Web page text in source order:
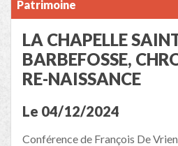
Patrimoine
LA CHAPELLE
BARBEFOSSE,
RE-NAISSANCE
Le 04/12/2024
Conférence de François De